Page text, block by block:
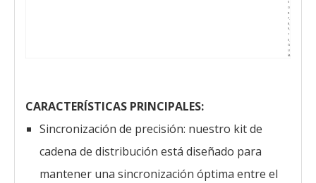
S
O
R
7,
8,
9,
1
0,
G
U
ÍA
CARACTERÍSTICAS PRINCIPALES:
Sincronización de precisión: nuestro kit de
cadena de distribución está diseñado para
mantener una sincronización óptima entre el